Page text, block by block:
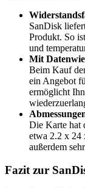
SanDisk
Produkt. So
und
Mit
Beim Kauf
ein Angebot
ermöglicht
Die Karte hat
etwa 2.2 x
außerdem
Fazit zur